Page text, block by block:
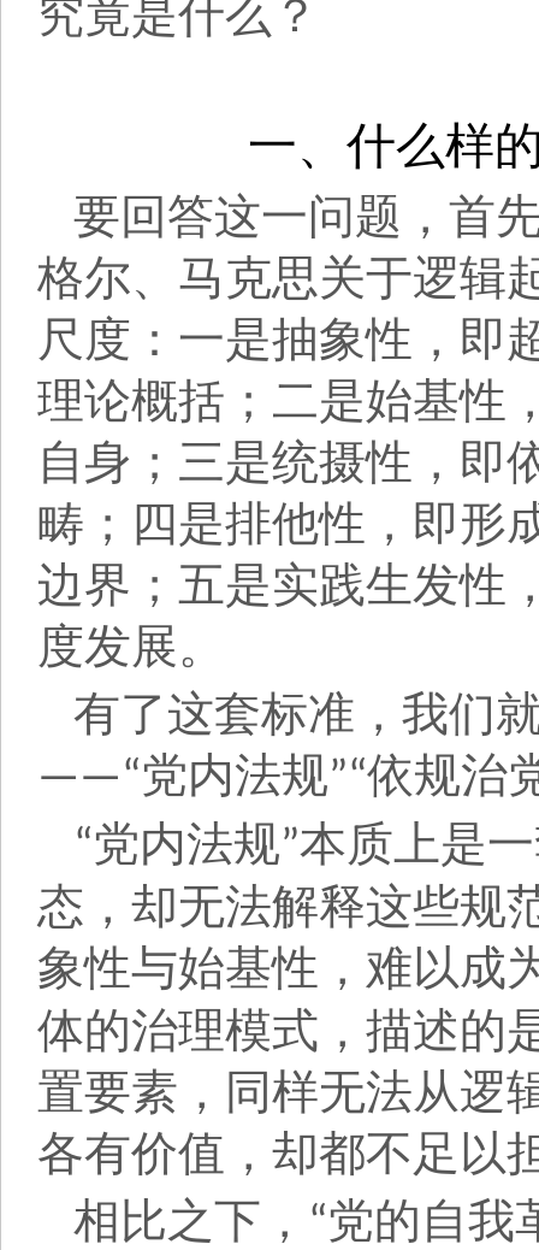
究竟是什么？
一、什么样
要回答这一问题，首
格尔、马克思关于逻辑
尺度：一是抽象性，即
理论概括；二是始基性
自身；三是统摄性，即
畴；四是排他性，即形
边界；五是实践生发性
度发展。
有了这套标准，我们
——“党内法规”“依规治
“党内法规”本质上是
态，却无法解释这些规
象性与始基性，难以成
体的治理模式，描述的
置要素，同样无法从逻
各有价值，却都不足以
相比之下， “党的自我